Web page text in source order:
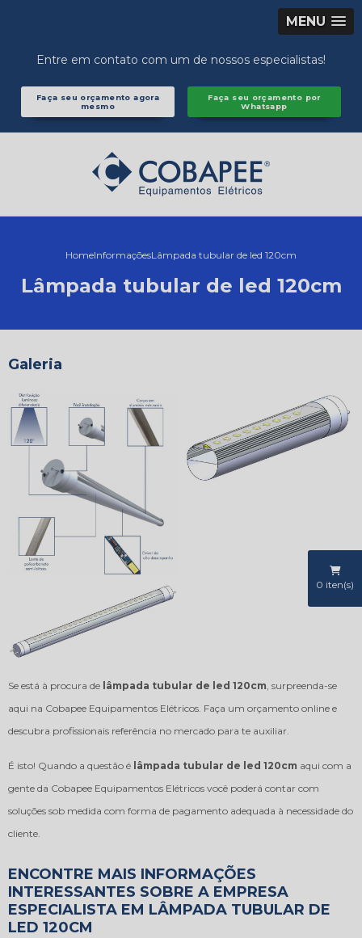
MENU
Entre em contato com um de nossos especialistas!
Faça seu orçamento agora
mesmo
Faça seu orçamento por
Whatsapp
0 iten(s)
HomeInformaçõesLâmpada tubular de led 120cm
Lâmpada tubular de led 120cm
Galeria
Se está à procura de lâmpada tubular de led 120cm, surpreenda-se
aqui na Cobapee Equipamentos Elétricos. Faça um orçamento online e
descubra profissionais referência no mercado para te auxiliar.
É isto! Quando a questão é lâmpada tubular de led 120cm aqui com a
gente da Cobapee Equipamentos Elétricos você poderá contar com
soluções sob medida com forma de pagamento adequada à necessidade do
cliente.
ENCONTRE MAIS INFORMAÇÕES
INTERESSANTES SOBRE A EMPRESA
ESPECIALISTA EM LÂMPADA TUBULAR DE
LED 120CM